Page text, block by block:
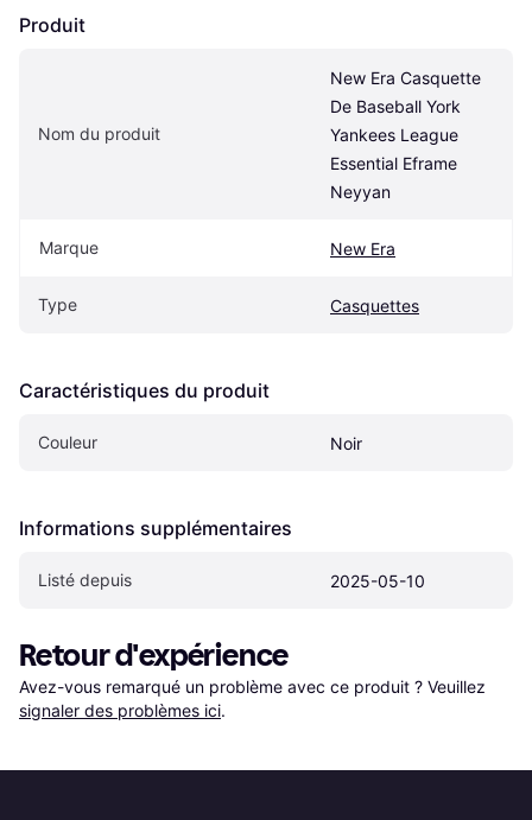
Produit
Nom du produit
New Era Casquette
De Baseball York
Yankees League
Essential Eframe
Neyyan
Marque New Era
Type Casquettes
Caractéristiques du produit
Couleur Noir
Informations supplémentaires
Listé depuis 2025-05-10
Retour d'expérience
Avez-vous remarqué un problème avec ce produit ? Veuillez
signaler des problèmes ici.